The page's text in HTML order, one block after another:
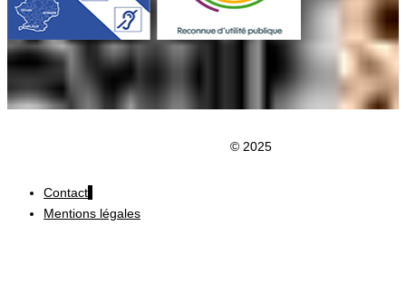
© 2025
Contact
Mentions légales